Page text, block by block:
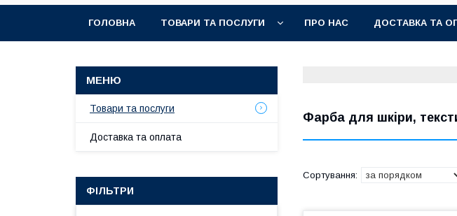
ГОЛОВНА ТОВАРИ ТА ПОСЛУГИ ПРО НАС ДОСТАВКА ТА
Фарба для шкіри,
Товари та послуги
Доставка та оплата
ФІЛЬТРИ